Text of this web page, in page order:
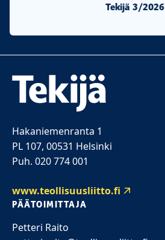
Tekijä 3/2026
Hakaniemenranta 1
PL 107, 00531 Helsinki
Puh. 020 774 001
www.teollisuusliitto.fi
PÄÄTOIMITTAJA
Petteri Raito